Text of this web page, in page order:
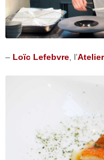
– Loïc Lefebvre, l’